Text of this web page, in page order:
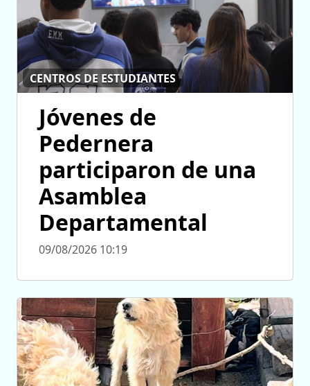
CENTROS DE ESTUDIANTES
Jóvenes de
Pedernera
participaron de una
Asamblea
Departamental
09/08/2026 10:19